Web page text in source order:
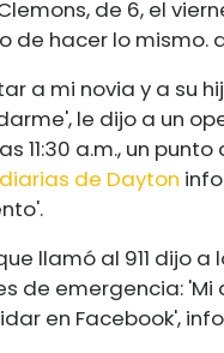
de 6, el
de hacer lo mismo.
a mi novia y a su
le dijo a un
11:30 a.m., un
de Dayton
llamó al 911 dijo a
de emergencia: 'Mi
en Facebook',